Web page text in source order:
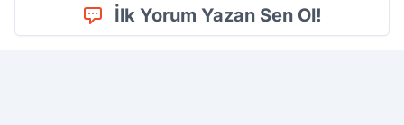
İlk Yorum Yazan Sen Ol!